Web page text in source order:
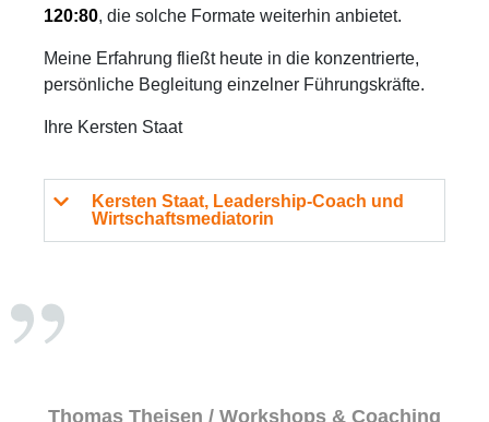
120:80, die solche Formate weiterhin anbietet.
Meine Erfahrung fließt heute in die konzentrierte,
persönliche Begleitung einzelner Führungskräfte.
Ihre Kersten Staat
Kersten Staat, Leadership-Coach und
Wirtschaftsmediatorin
Thomas Theisen / Workshops & Coaching